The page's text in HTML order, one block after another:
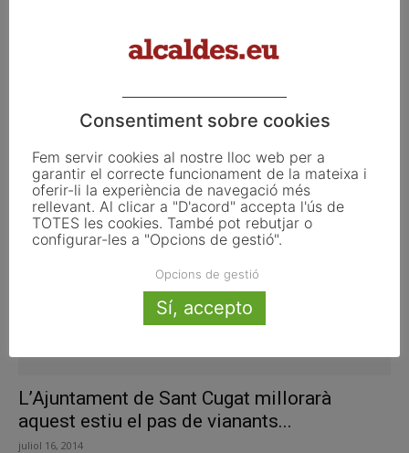
creixement empresarial a través d’un...
setembre 23, 2014
L’Ajuntament de Sant Cugat millorarà
aquest estiu el pas de vianants...
juliol 16, 2014
Consentiment sobre cookies
Fem servir cookies al nostre lloc web per a
garantir el correcte funcionament de la mateixa i
oferir-li la experiència de navegació més
rellevant. Al clicar a "D'acord" accepta l'ús de
TOTES les cookies. També pot rebutjar o
configurar-les a "Opcions de gestió".
Opcions de gestió
Sí, accepto